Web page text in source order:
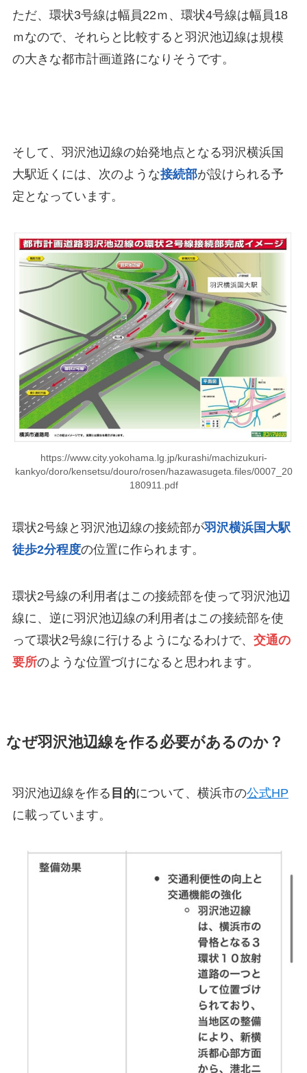
ただ、環状3号線は幅員22ｍ、環状4号線は幅員18
ｍなので、それらと比較すると羽沢池辺線は規模
の大きな都市計画道路になりそうです。
そして、羽沢池辺線の始発地点となる羽沢横浜国
大駅近くには、次のような接続部が設けられる予
定となっています。
https://www.city.yokohama.lg.jp/kurashi/machizukuri-
kankyo/doro/kensetsu/douro/rosen/hazawasugeta.files/0007_20
180911.pdf
環状2号線と羽沢池辺線の接続部が羽沢横浜国大駅
徒歩2分程度の位置に作られます。
環状2号線の利用者はこの接続部を使って羽沢池辺
線に、逆に羽沢池辺線の利用者はこの接続部を使
って環状2号線に行けるようになるわけで、 交通の
要所のような位置づけになると思われます。
なぜ羽沢池辺線を作る必要があるのか？
羽沢池辺線を作る 目的について、横浜市の公式HP
に載っています。